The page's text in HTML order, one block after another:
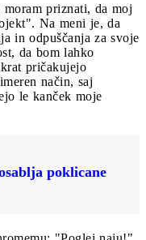
priznati, da moj
Na meni je, da
in odpuščanja za svoje
da bom lahko
pričakujejo
način, saj
le kanček moje
poklicane